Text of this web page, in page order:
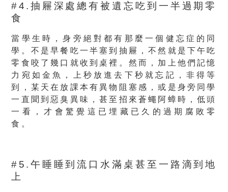
#4.抽屜深處總有被遺忘吃到一半過期零
食
當學生時，身旁絕對都有那麼一個健忘症的同
學。不是早餐吃一半塞到抽屜，不然就是下午吃
零食咬了幾口就收到桌裡。然而，加上他們記憶
力宛如金魚，上秒放進去下秒就忘記，非得等
到，某天在放課本有異物阻塞感，或是身旁同學
一直聞到惡臭異味，甚至招來蒼蠅阿蟑時，低頭
一看，才會驚覺這已埋藏已久的過期腐敗零
食。
#5.午睡睡到流口水滿桌甚至一路滴到地
上